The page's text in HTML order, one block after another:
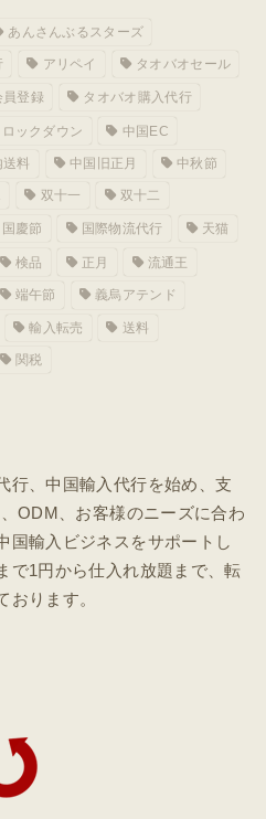
あんさんぶるスターズ
アリペイ タオバオセール
員登録 タオバオ購入代行
ロックダウン 中国EC
料 中国旧正月 中秋節
双十一 双十二
国慶節 国際物流代行 天猫
検品 正月 流通王
端午節 義烏アテンド
輸入転売 送料
関税
行、中国輸入代行を始め、支
ODM、お客様のニーズに合わ
国輸入ビジネスをサポートし
で1円から仕入れ放題まで、転
おります。